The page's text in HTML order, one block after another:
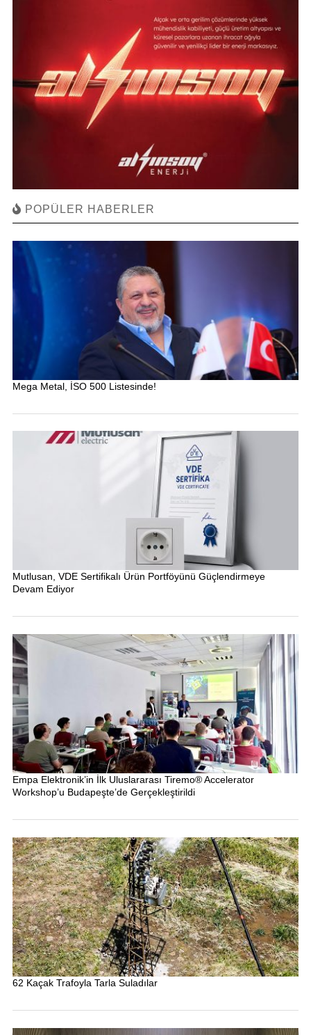
POPÜLER HABERLER
Mega Metal, İSO 500 Listesinde!
Mutlusan, VDE Sertifikalı Ürün Portföyünü Güçlendirmeye
Devam Ediyor
Empa Elektronik’in İlk Uluslararası Tiremo® Accelerator
Workshop’u Budapeşte’de Gerçekleştirildi
62 Kaçak Trafoyla Tarla Suladılar